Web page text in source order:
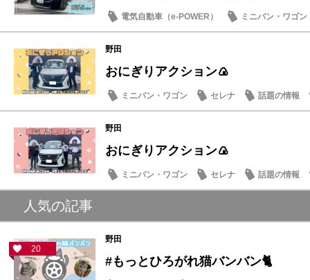
電気自動車（e-POWER） ミニバン・ワゴン
野田
おにぎりアクション🍙
ミニバン・ワゴン セレナ 話題の情報
野田
おにぎりアクション🍙
ミニバン・ワゴン セレナ 話題の情報
人気の記事
20
野田
#もっとひろがれ猫バンバン🐈